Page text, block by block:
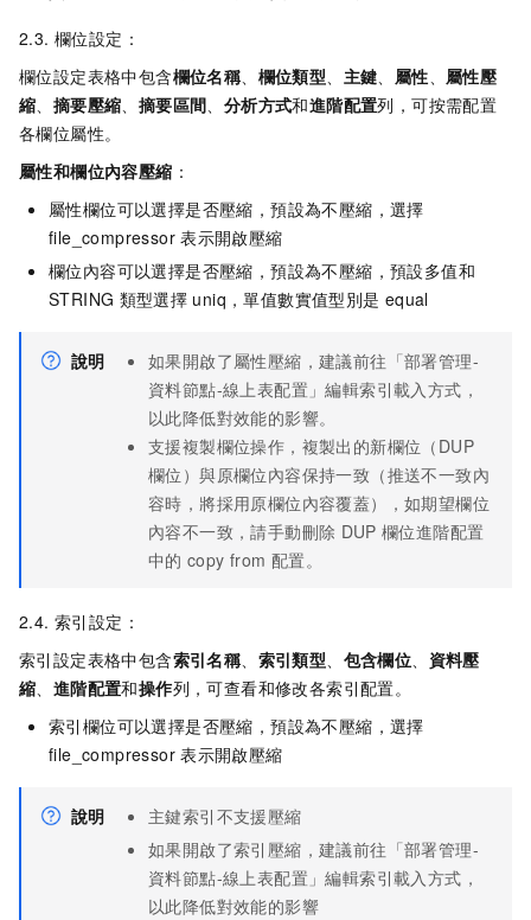
2.3. 欄位設定：
欄位設定表格中包含欄位名稱、 欄位類型、 主鍵、 屬性、 屬性壓
縮、 摘要壓縮、 摘要區間、 分析方式和進階配置列，可按需配置
各欄位屬性。
屬性和欄位內容壓縮 ：
屬性欄位可以選擇是否壓縮，預設為不壓縮，選擇
file_compressor 表示開啟壓縮
欄位內容可以選擇是否壓縮，預設為不壓縮，預設多值和
STRING 類型選擇 uniq，單值數實值型別是 equal
說明
如果開啟了屬性壓縮，建議前往「部署管理-
資料節點-線上表配置」編輯索引載入方式，
以此降低對效能的影響。
支援複製欄位操作，複製出的新欄位（DUP
欄位）與原欄位內容保持一致（推送不一致內
容時，將採用原欄位內容覆蓋），如期望欄位
內容不一致，請手動刪除 DUP 欄位進階配置
中的 copy from 配置。
2.4. 索引設定：
索引設定表格中包含索引名稱、 索引類型、 包含欄位、 資料壓
縮、 進階配置和操作列，可查看和修改各索引配置。
索引欄位可以選擇是否壓縮，預設為不壓縮，選擇
file_compressor 表示開啟壓縮
說明
主鍵索引不支援壓縮
如果開啟了索引壓縮，建議前往「部署管理-
資料節點-線上表配置」編輯索引載入方式，
以此降低對效能的影響